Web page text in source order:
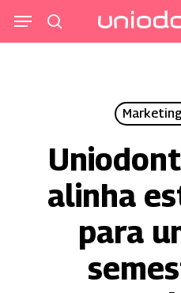
para
Menu
alinha
para